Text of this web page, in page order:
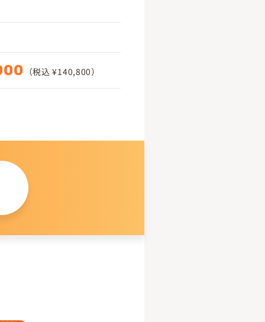
（税込 ¥140,800）